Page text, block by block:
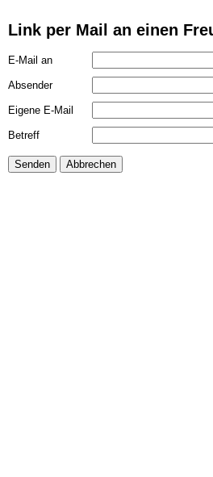
Link per Mail an einen
E-Mail an
Absender
Eigene E-Mail
Betreff
Senden Abbrechen